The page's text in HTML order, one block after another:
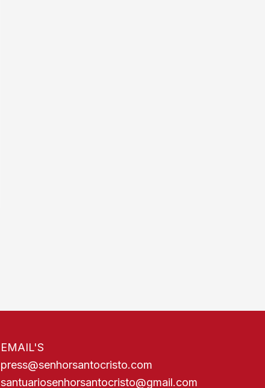
EMAIL'S
press@senhorsantocristo.com
santuariosenhorsantocristo@gmail.com